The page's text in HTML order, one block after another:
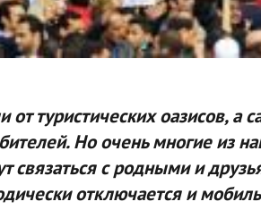
от туристических оазисов,
Но очень многие из
связаться с родными и
отключается и